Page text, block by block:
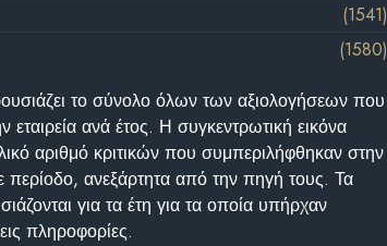
(1541)
(1580)
το σύνολο όλων των αξιολογήσεων που
ανά έτος. Η συγκεντρωτική εικόνα
αριθμό κριτικών που συμπεριλήφθηκαν στην
ανεξάρτητα από την πηγή τους. Τα
για τα έτη για τα οποία υπήρχαν
πληροφορίες.